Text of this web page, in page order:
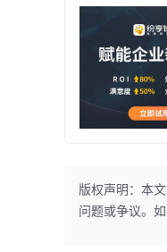
版权声明：本
问题或争议。